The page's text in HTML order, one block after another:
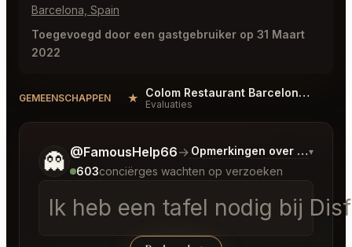
Barcelona, Spain
Toegevoegd door een gastgebruiker op 31 Maart
2022
GEMEENSCHAPPEN ★ Colom Restaurant Barcelona Reviews
Evaluaties
👻 @FamousHelp66→ Opmerkingen over Laatste
▾
603conciërges wachten op verzoeken
Ik heb een tafel nodig bij
Vertel me wat je wilt.